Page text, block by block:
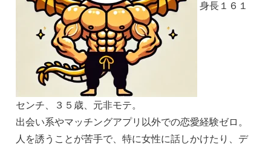
身長１６１
センチ、３５歳、元非モテ。
出会い系やマッチングアプリ以外での恋愛経験ゼロ。
人を誘うことが苦手で、特に女性に話しかけたり、デ